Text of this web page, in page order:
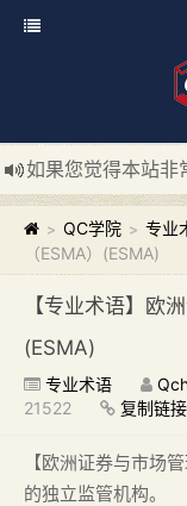
> QC学院 > 专业
（ESMA）(ESMA)
【专业术语】欧
(ESMA)
专业术语
21522
复制链接
【欧洲证券与市场
的独立监管机构。